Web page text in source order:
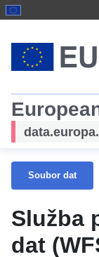
Soubor dat
Služba
dat